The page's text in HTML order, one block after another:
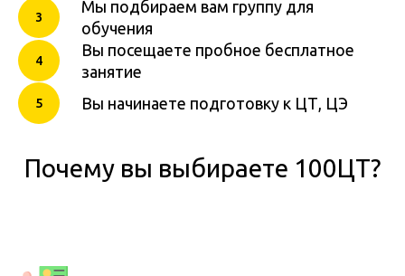
Мы подбираем вам группу для
обучения
Вы посещаете пробное бесплатное
занятие
Вы начинаете подготовку к ЦТ, ЦЭ
Почему вы выбираете 100ЦТ?